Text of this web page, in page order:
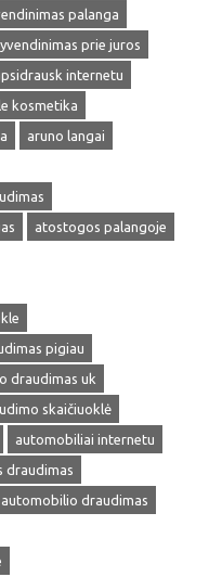
palanga
prie juros
internetu
kosmetika
aruno langai
atostogos palangoje
pigiau
draudimas uk
skaičiuoklė
automobiliai internetu
draudimas
automobilio draudimas